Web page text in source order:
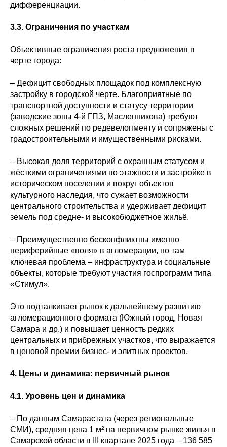
дифференциации.
3.3. Ограничения по участкам
Объективные ограничения роста предложения в
черте города:
– Дефицит свободных площадок под комплексную
застройку в городской черте. Благоприятные по
транспортной доступности и статусу территории
(заводские зоны 4-й ГПЗ, Масленникова) требуют
сложных решений по редевелопменту и сопряжены с
градостроительными и имущественными рисками.
– Высокая доля территорий с охранным статусом и
жёсткими ограничениями по этажности и застройке в
историческом поселении и вокруг объектов
культурного наследия, что сужает возможности
центрального строительства и удерживает дефицит
земель под средне- и высокобюджетное жильё.
– Преимущественно бесконфликтны именно
периферийные «поля» в агломерации, но там
ключевая проблема – инфраструктура и социальные
объекты, которые требуют участия госпрограмм типа
«Стимул».
Это подталкивает рынок к дальнейшему развитию
агломерационного формата (Южный город, Новая
Самара и др.) и повышает ценность редких
центральных и прибрежных участков, что выражается
в ценовой премии бизнес- и элитных проектов.
4. Цены и динамика: первичный рынок
4.1. Уровень цен и динамика
– По данным Самарастата (через региональные
СМИ), средняя цена 1 м² на первичном рынке жилья в
Самарской области в III квартале 2025 года – 136 585